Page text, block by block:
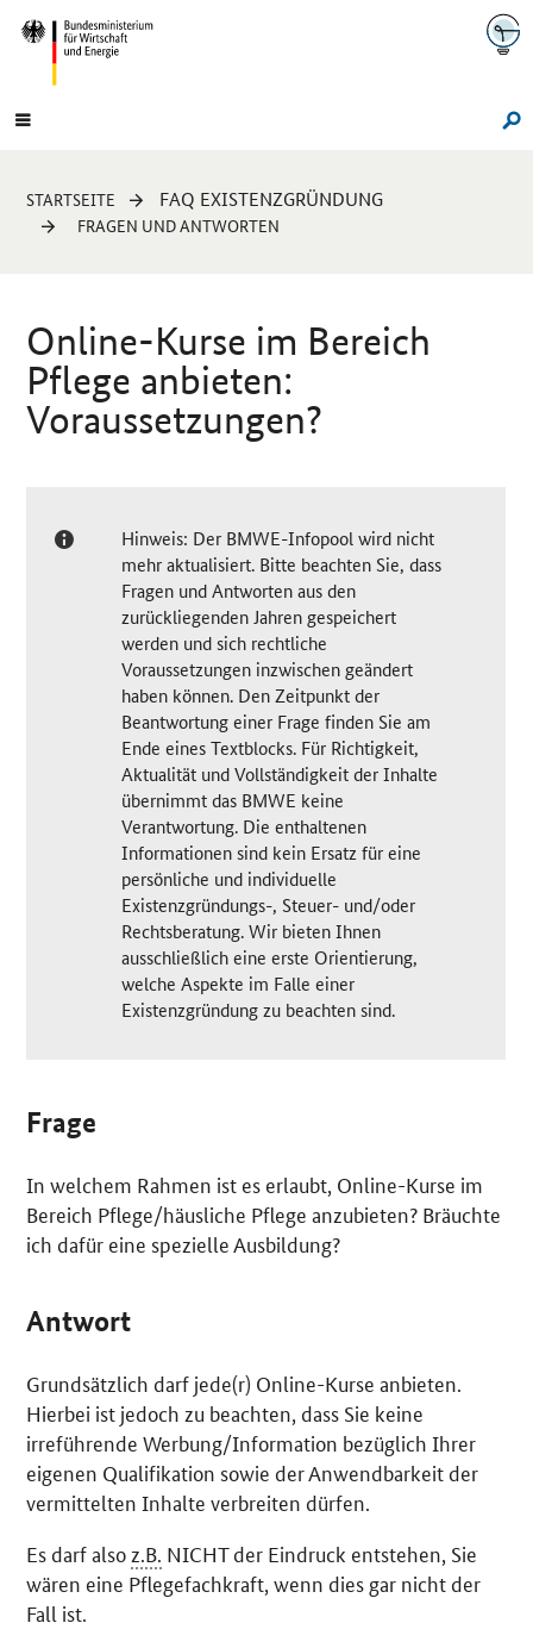
Navigation
Hauptmenü
Sie
sind
STARTSEITE FAQ EXISTENZGRÜNDUNG
FRAGEN UND ANTWORTEN
Online-Kurse im Bereich
Pflege anbieten:
Voraussetzungen?
Hinweis: Der BMWE-Infopool wird nicht
mehr aktualisiert. Bitte beachten Sie, dass
Fragen und Antworten aus den
zurückliegenden Jahren gespeichert
werden und sich rechtliche
Voraussetzungen inzwischen geändert
haben können. Den Zeitpunkt der
Beantwortung einer Frage finden Sie am
Ende eines Textblocks. Für Richtigkeit,
Aktualität und Vollständigkeit der Inhalte
übernimmt das BMWE keine
Verantwortung. Die enthaltenen
Informationen sind kein Ersatz für eine
persönliche und individuelle
Existenzgründungs-, Steuer- und/oder
Rechtsberatung. Wir bieten Ihnen
ausschließlich eine erste Orientierung,
welche Aspekte im Falle einer
Existenzgründung zu beachten sind.
Frage
In welchem Rahmen ist es erlaubt, Online-Kurse im
Bereich Pflege/häusliche Pflege anzubieten? Bräuchte
ich dafür eine spezielle Ausbildung?
Antwort
Grundsätzlich darf jede(r) Online-Kurse anbieten.
Hierbei ist jedoch zu beachten, dass Sie keine
irreführende Werbung/Information bezüglich Ihrer
eigenen Qualifikation sowie der Anwendbarkeit der
vermittelten Inhalte verbreiten dürfen.
Es darf also z.B. NICHT der Eindruck entstehen, Sie
wären eine Pflegefachkraft, wenn dies gar nicht der
Fall ist.